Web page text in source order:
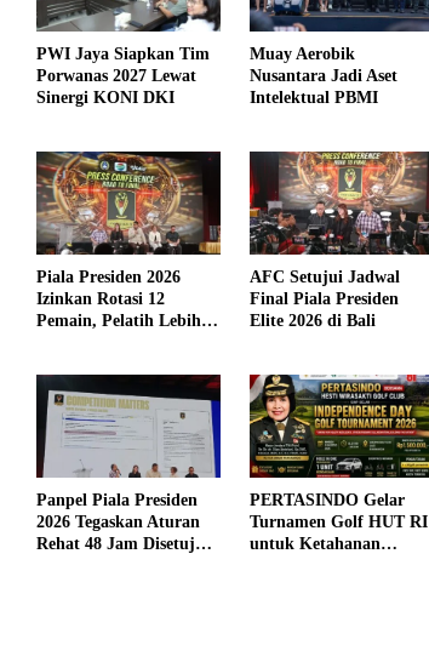
PWI Jaya Siapkan Tim
Porwanas 2027 Lewat
Sinergi KONI DKI
Muay Aerobik
Nusantara Jadi Aset
Intelektual PBMI
Piala Presiden 2026
Izinkan Rotasi 12
Pemain, Pelatih Lebih
AFC Setujui Jadwal
Final Piala Presiden
Elite 2026 di Bali
Panpel Piala Presiden
2026 Tegaskan Aturan
Rehat 48 Jam Disetujui
PERTASINDO Gelar
Turnamen Golf HUT RI
untuk Ketahanan